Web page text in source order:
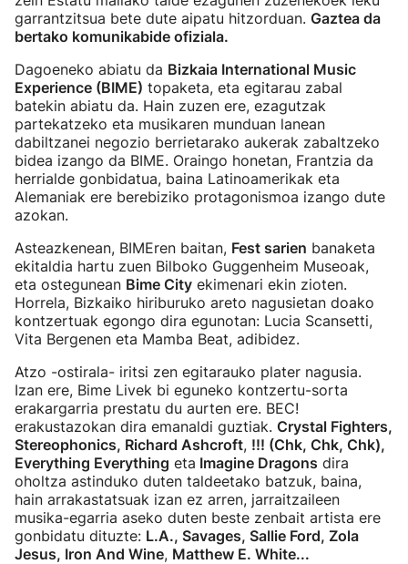
garrantzitsua bete dute aipatu hitzorduan. Gaztea da
bertako komunikabide ofiziala.
Dagoeneko abiatu da Bizkaia International Music
Experience (BIME) topaketa, eta egitarau zabal
batekin abiatu da. Hain zuzen ere, ezagutzak
partekatzeko eta musikaren munduan lanean
dabiltzanei negozio berrietarako aukerak zabaltzeko
bidea izango da BIME. Oraingo honetan, Frantzia da
herrialde gonbidatua, baina Latinoamerikak eta
Alemaniak ere berebiziko protagonismoa izango dute
azokan.
Asteazkenean, BIMEren baitan, Fest sarien banaketa
ekitaldia hartu zuen Bilboko Guggenheim Museoak,
eta ostegunean Bime City ekimenari ekin zioten.
Horrela, Bizkaiko hiriburuko areto nagusietan doako
kontzertuak egongo dira egunotan: Lucia Scansetti,
Vita Bergenen eta Mamba Beat, adibidez.
Atzo -ostirala- iritsi zen egitarauko plater nagusia.
Izan ere, Bime Livek bi eguneko kontzertu-sorta
erakargarria prestatu du aurten ere. BEC!
erakustazokan dira emanaldi guztiak. Crystal Fighters,
Stereophonics, Richard Ashcroft, !!! (Chk, Chk, Chk),
Everything Everything eta Imagine Dragons dira
oholtza astinduko duten taldeetako batzuk, baina,
hain arrakastatsuak izan ez arren, jarraitzaileen
musika-egarria aseko duten beste zenbait artista ere
gonbidatu dituzte: L.A., Savages, Sallie Ford, Zola
Jesus, Iron And Wine, Matthew E. White...